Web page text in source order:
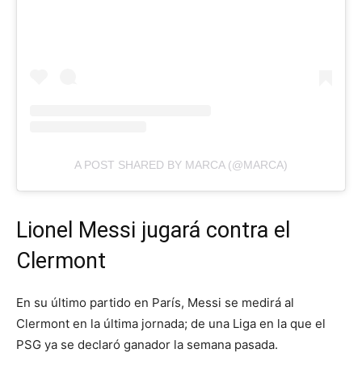
A POST SHARED BY MARCA (@MARCA)
Lionel Messi jugará contra el
Clermont
En su último partido en París, Messi se medirá al
Clermont en la última jornada; de una Liga en la que el
PSG ya se declaró ganador la semana pasada.